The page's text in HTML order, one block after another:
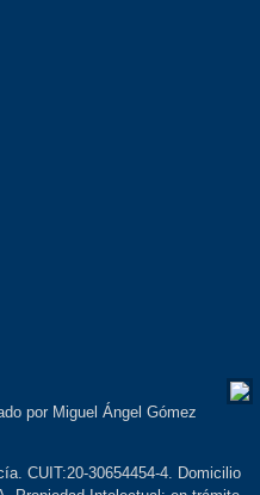
por Miguel Ángel Gómez
CUIT:20-30654454-4. Domicilio